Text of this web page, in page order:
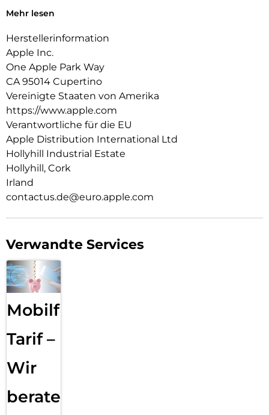
Innen‑ und Außenseite sind mit einer kratzfesten
Beschichtungen wurden optimiert, um zu verhindern, dass
das Case mit der Zeit vergilbt.
Mit integrierten Magneten, die sich perfekt am iPhone 17 Pro
ausrichten, hält das Case ganz einfach und sorgt für
schnelleres kabelloses Laden. Lass dein iPhone beim Laden
einfach im Case und docke dein MagSafe Ladegerät an. Oder
leg es auf dein Qi2.2- oder Qi zertifiziertes Ladegerät.
Wie jedes von Apple entwickelte Case durchläuft es im Laufe
des Design‑ und Fertigungs­prozesses Tausende von
Teststunden. Deshalb sieht es nicht nur großartig aus,
sondern schützt dein iPhone auch vor Kratzern und bei
Stürzen.
Mehr lesen
Herstellerinformation
Apple Inc.
One Apple Park Way
CA 95014 Cupertino
Vereinigte Staaten von Amerika
https://www.apple.com
Verantwortliche für die EU
Apple Distribution International Ltd
Hollyhill Industrial Estate
Hollyhill, Cork
Irland
contactus.de@euro.apple.com
Verwandte Services
Mobilfunk
Tarif –
Wir
beraten